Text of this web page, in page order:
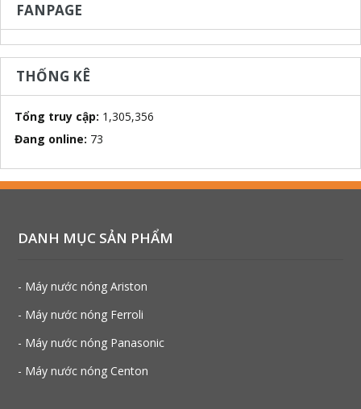
FANPAGE
THỐNG KÊ
Tổng truy cập: 1,305,356
Đang online: 73
DANH MỤC SẢN PHẨM
- Máy nước nóng Ariston
- Máy nước nóng Ferroli
- Máy nước nóng Panasonic
- Máy nước nóng Centon